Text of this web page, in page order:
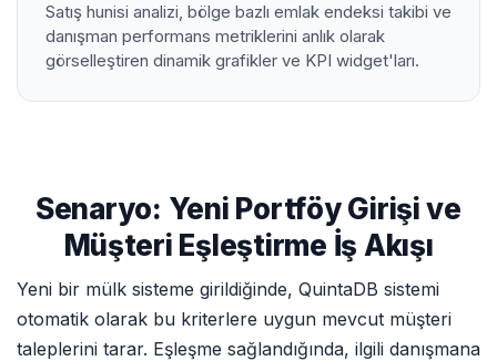
Satış hunisi analizi, bölge bazlı emlak endeksi takibi ve
danışman performans metriklerini anlık olarak
görselleştiren dinamik grafikler ve KPI widget'ları.
Senaryo: Yeni Portföy Girişi ve
Müşteri Eşleştirme İş Akışı
Yeni bir mülk sisteme girildiğinde, QuintaDB sistemi
otomatik olarak bu kriterlere uygun mevcut müşteri
taleplerini tarar. Eşleşme sağlandığında, ilgili danışmana